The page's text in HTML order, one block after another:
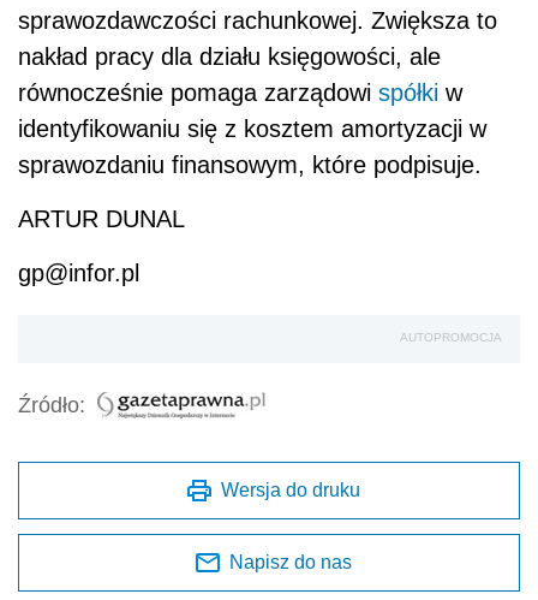
sprawozdawczości rachunkowej. Zwiększa to
nakład pracy dla działu księgowości, ale
równocześnie pomaga zarządowi spółki w
identyfikowaniu się z kosztem amortyzacji w
sprawozdaniu finansowym, które podpisuje.
ARTUR DUNAL
gp@infor.pl
AUTOPROMOCJA
Źródło:
Wersja do druku
Napisz do nas